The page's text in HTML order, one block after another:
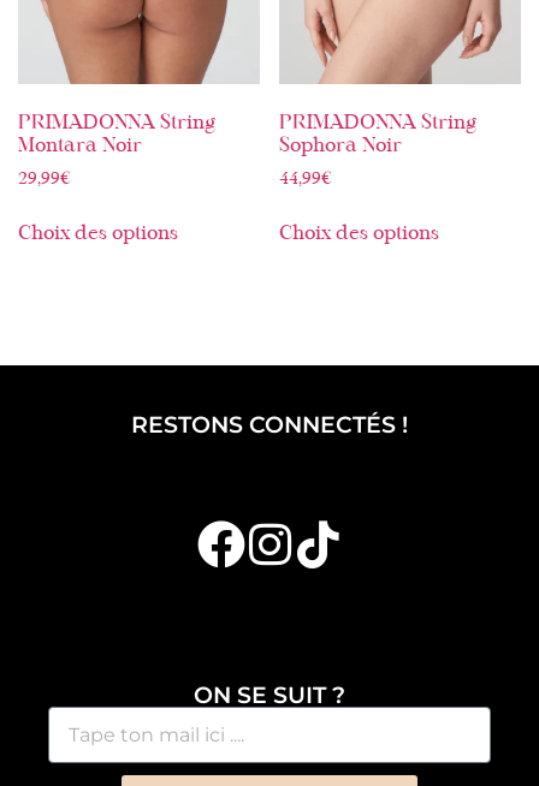
PRIMADONNA String
Montara Noir
29,99€
Choix des options
PRIMADONNA String
Sophora Noir
44,99€
Choix des options
RESTONS CONNECTÉS !
ON SE SUIT ?